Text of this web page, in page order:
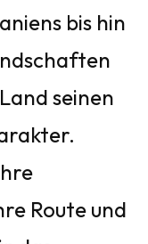
bis hin
seinen
Route und